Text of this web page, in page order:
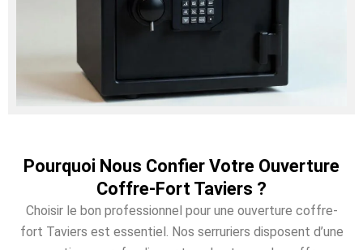
Pourquoi Nous Confier Votre Ouverture
Coffre-Fort Taviers ?
Choisir le bon professionnel pour une ouverture coffre-
fort Taviers est essentiel. Nos serruriers disposent d’une